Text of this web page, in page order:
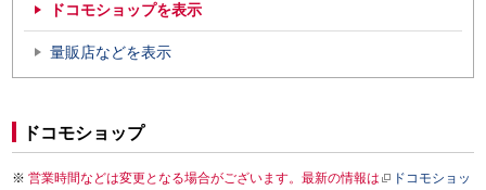
ドコモショップを表示
量販店などを表示
ドコモショップ
営業時間などは変更となる場合がございます。最新の情報は
ドコモショッ